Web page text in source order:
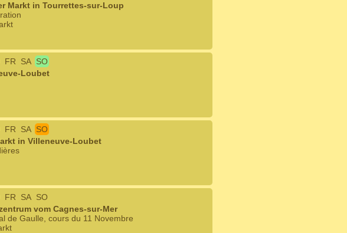
Markt in Tourrettes-sur-Loup
FR SA SO
Loubet
FR SA SO
in Villeneuve-Loubet
FR SA SO
vom Cagnes-sur-Mer
de Gaulle, cours du 11 Novembre